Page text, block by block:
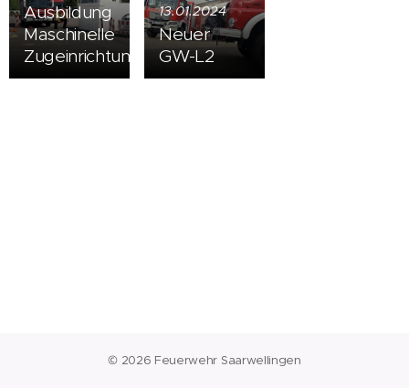
Ausbildung
Maschinelle
Zugeinrichtungen
13.01.2024
Neuer
GW-L2
© 2026 Feuerwehr Saarwellingen